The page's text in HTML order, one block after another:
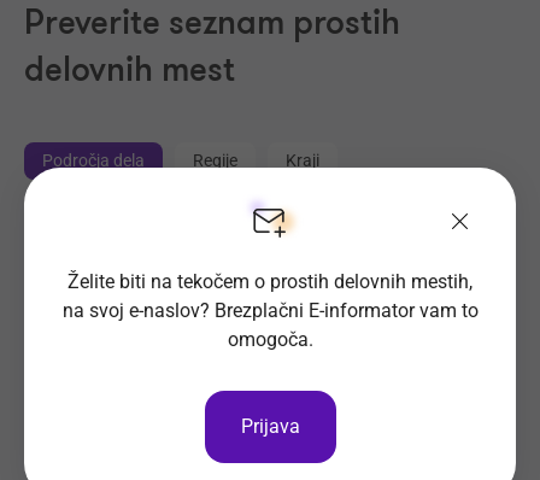
Preverite seznam prostih
delovnih mest
Področja dela Regije Kraji
Tehnične storitve, Mehanika
Trgovina (231)
Transport, Nabava, Logistika (207)
Prehrambena industrija, Živilstvo (144)
Elektrotehnika, Elektronika, Telekomunikacije
Želite biti na tekočem o prostih delovnih mestih,
na svoj e-naslov? Brezplačni E-informator vam to
omogoča.
Prijava